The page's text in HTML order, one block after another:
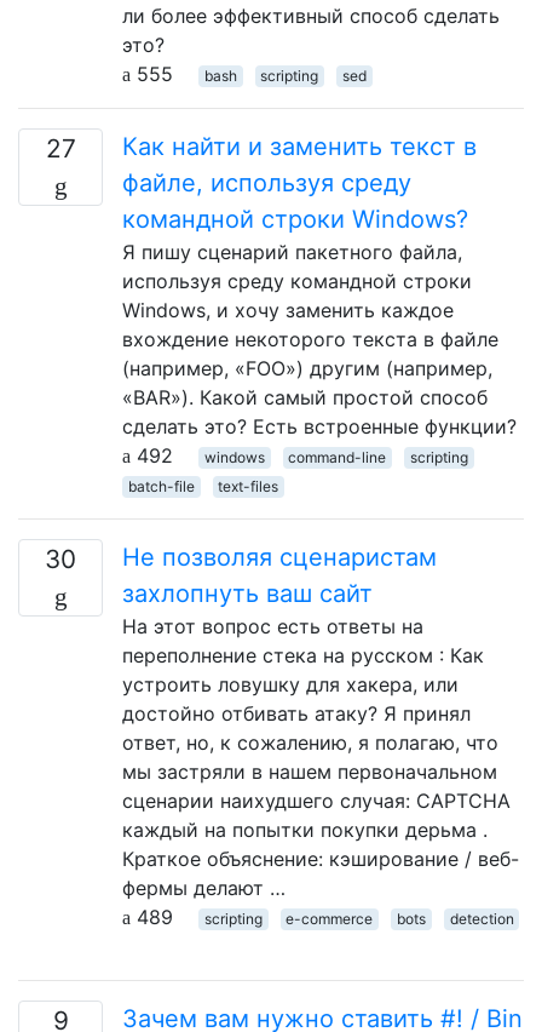
ли более эффективный способ сделать
это?
555
bash scripting sed
27
Как найти и заменить текст в
файле, используя среду
командной строки Windows?
Я пишу сценарий пакетного файла,
используя среду командной строки
Windows, и хочу заменить каждое
вхождение некоторого текста в файле
(например, «FOO») другим (например,
«BAR»). Какой самый простой способ
сделать это? Есть встроенные функции?
492
windows command-line
scripting
batch-file
text-files
30
Не позволяя сценаристам
захлопнуть ваш сайт
На этот вопрос есть ответы на
переполнение стека на русском : Как
устроить ловушку для хакера, или
достойно отбивать атаку? Я принял
ответ, но, к сожалению, я полагаю, что
мы застряли в нашем первоначальном
сценарии наихудшего случая: CAPTCHA
каждый на попытки покупки дерьма .
Краткое объяснение: кэширование / веб-
фермы делают …
489
scripting e-commerce bots detection
9 Зачем вам нужно ставить #! / Bin